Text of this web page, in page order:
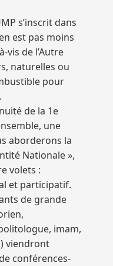
s’inscrit dans
est pas moins
vis de l’Autre
naturelles ou
pour
de la 1e
une
aborderons la
Nationale »,
volets :
et participatif.
de grande
imam,
viendront
conférences-